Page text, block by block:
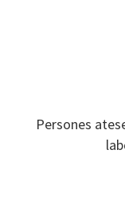
Persones